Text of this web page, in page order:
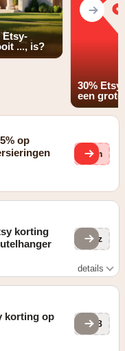
Etsy-
..., is?
30%
een
op
5Rm
korting
8Zz
details
korting op
e18